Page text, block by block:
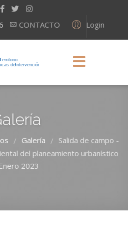
CONTACTO Login
/ Galería / Salida de campo -
del planeamiento urbanístico
2023